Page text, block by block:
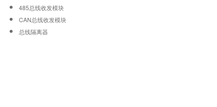
485总线收发模块
CAN总线收发模块
总线隔离器